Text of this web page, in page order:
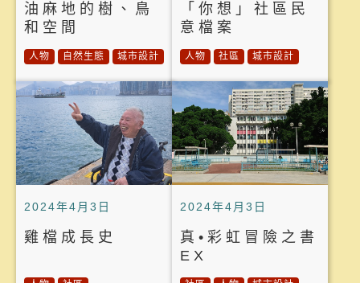
油麻地的樹、鳥
和空間
人物 自然生態 城市設計
「你想」社區民
意檔案
人物 社區 城市設計
2024年4月3日
雞檔成長史
2024年4月3日
真•彩虹冒險之書
EX